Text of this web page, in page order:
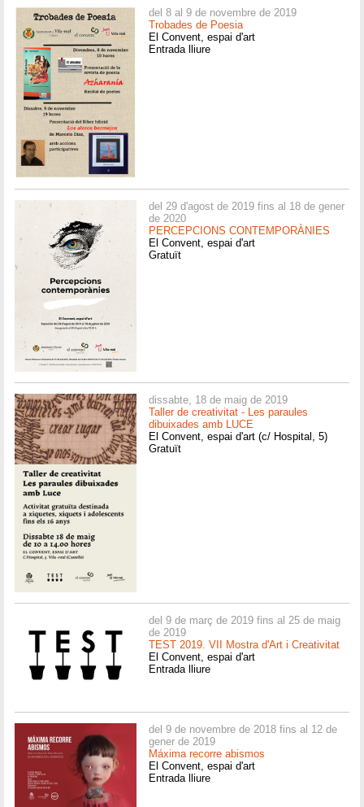
del 8 al 9 de novembre de 2019
Trobades de Poesia
El Convent, espai d'art
Entrada lliure
del 29 d'agost de 2019 fins al 18 de gener
de 2020
PERCEPCIONS CONTEMPORÀNIES
El Convent, espai d'art
Gratuït
dissabte, 18 de maig de 2019
Taller de creativitat - Les paraules
dibuixades amb LUCE
El Convent, espai d'art (c/ Hospital, 5)
Gratuït
del 9 de març de 2019 fins al 25 de maig
de 2019
TEST 2019. VII Mostra d'Art i Creativitat
El Convent, espai d'art
Entrada lliure
del 9 de novembre de 2018 fins al 12 de
gener de 2019
Máxima recorre abismos
El Convent, espai d'art
Entrada lliure